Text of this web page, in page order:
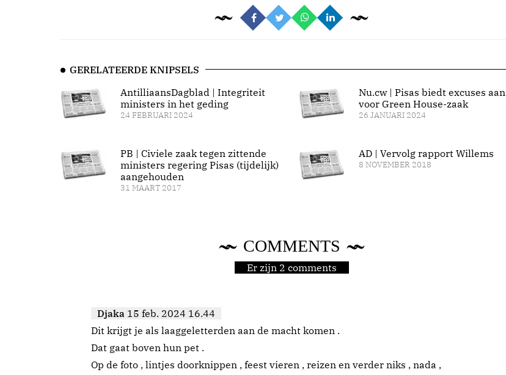
GERELATEERDE KNIPSELS
AntilliaansDagblad | Integriteit
ministers in het geding
24 FEBRUARI 2024
PB | Civiele zaak tegen zittende
ministers regering Pisas (tijdelijk)
aangehouden
31 MAART 2017
Nu.cw | Pisas biedt excuses aan
voor Green House-zaak
26 JANUARI 2024
AD | Vervolg rapport Willems
8 NOVEMBER 2018
COMMENTS
Er zijn 2 comments
Djaka 15 feb. 2024 16.44
Dit krijgt je als laaggeletterden aan de macht komen .
Dat gaat boven hun pet .
Op de foto , lintjes doorknippen , feest vieren , reizen en verder niks , nada ,